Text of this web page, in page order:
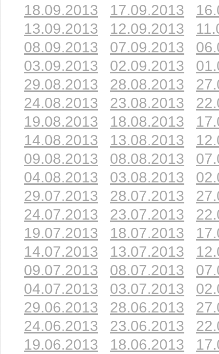
18.09.2013
17.09.2013
13.09.2013
12.09.2013
08.09.2013
07.09.2013
03.09.2013
02.09.2013
29.08.2013
28.08.2013
24.08.2013
23.08.2013
19.08.2013
18.08.2013
14.08.2013
13.08.2013
09.08.2013
08.08.2013
04.08.2013
03.08.2013
29.07.2013
28.07.2013
24.07.2013
23.07.2013
19.07.2013
18.07.2013
14.07.2013
13.07.2013
09.07.2013
08.07.2013
04.07.2013
03.07.2013
29.06.2013
28.06.2013
24.06.2013
23.06.2013
19.06.2013
18.06.2013